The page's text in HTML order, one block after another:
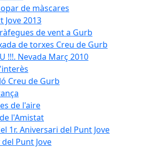
de màscares
Jove 2013
de vent a Gurb
de torxes Creu de Gurb
!!!. Nevada Març 2010
Creu de Gurb
de l'aire
l'Amistat
1r. Aniversari del Punt Jove
Punt Jove